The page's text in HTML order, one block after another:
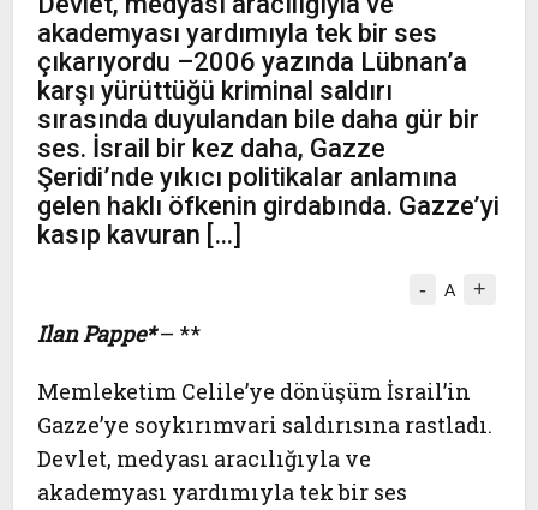
akademyası yardımıyla tek bir ses
çıkarıyordu –2006 yazında Lübnan’a
karşı yürüttüğü kriminal saldırı
sırasında duyulandan bile daha gür bir
ses. İsrail bir kez daha, Gazze
Şeridi’nde yıkıcı politikalar anlamına
gelen haklı öfkenin girdabında. Gazze’yi
kasıp kavuran […]
- A +
Ilan Pappe*– **
Memleketim Celile’ye dönüşüm İsrail’in
Gazze’ye soykırımvari saldırısına rastladı.
Devlet, medyası aracılığıyla ve
akademyası yardımıyla tek bir ses